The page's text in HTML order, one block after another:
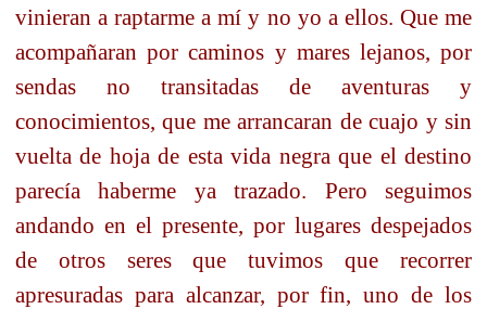
vinieran a raptarme a mí y no yo a ellos. Que me
acompañaran por caminos y mares lejanos, por
sendas no transitadas de aventuras y
conocimientos, que me arrancaran de cuajo y sin
vuelta de hoja de esta vida negra que el destino
parecía haberme ya trazado. Pero seguimos
andando en el presente, por lugares despejados
de otros seres que tuvimos que recorrer
apresuradas para alcanzar, por fin, uno de los